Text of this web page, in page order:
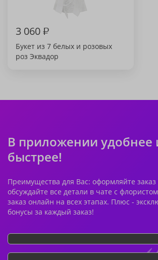
3 060₽
Букет из 7 белых и розовых
роз Эквадор
В приложении удобнее
быстрее!
Преимущества для Вас: оформляйте
обсуждайте все детали в чате с
заказ онлайн на всех этапах. Плюс -
бонусы за каждый заказ!